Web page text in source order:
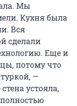
Мы
Кухня была
Вся
сделали
Еще и
потому что
—
устояла,